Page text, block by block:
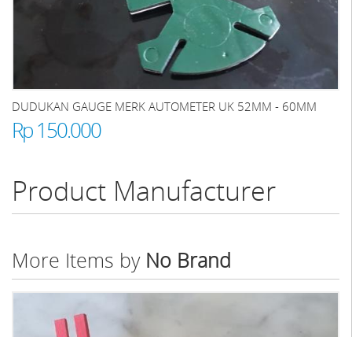
DUDUKAN GAUGE MERK AUTOMETER UK 52MM - 60MM
Rp 150.000
Product Manufacturer
More Items by No Brand